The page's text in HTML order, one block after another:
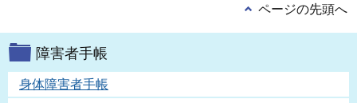
ページの先頭へ
障害者手帳
身体障害者手帳